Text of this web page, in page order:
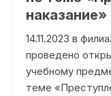
14.11.2023 в
проведено
учебному
теме